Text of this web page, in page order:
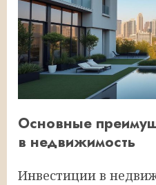
Основные
в недвижимость
Инвестиции в